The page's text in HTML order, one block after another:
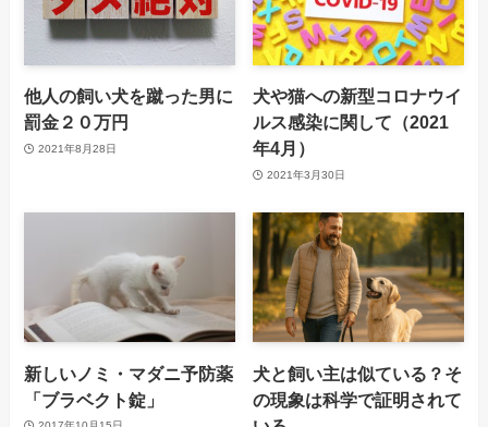
他人の飼い犬を蹴った男に
罰金２０万円
2021年8月28日
犬や猫への新型コロナウイ
ルス感染に関して（2021
年4月）
2021年3月30日
新しいノミ・マダニ予防薬
「ブラベクト錠」
犬と飼い主は似ている？そ
の現象は科学で証明されて